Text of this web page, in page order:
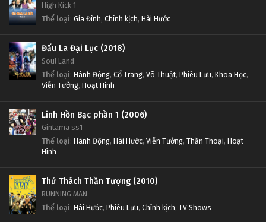
High Kick 1
Thể loại: Gia Đình, Chính kịch, Hài Hước
Đấu La Đại Lục (2018)
Soul Land
Thể loại: Hành Động, Cổ Trang, Võ Thuật, Phiêu Lưu, Khoa Học,
Viễn Tưởng, Hoạt Hình
Linh Hồn Bạc phần 1 (2006)
Gintama ss1
Thể loại: Hành Động, Hài Hước, Viễn Tưởng, Thần Thoại, Hoạt
Hình
Thử Thách Thần Tượng (2010)
RUNNING MAN
Thể loại: Hài Hước, Phiêu Lưu, Chính kịch, TV Shows